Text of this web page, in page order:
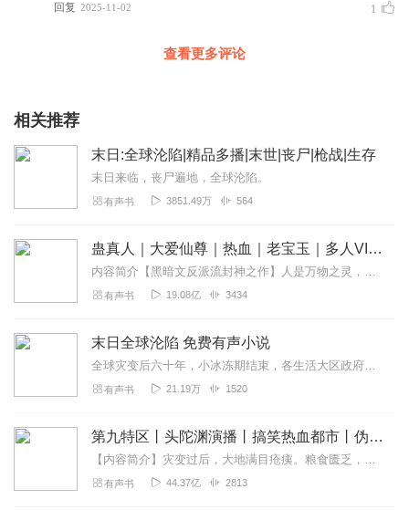
回复 2025-11-02 1
查看更多评论
相关推荐
末日:全球沦陷|精品多播|末世|丧尸|枪战|生存
末日来临，丧尸遍地，全球沦陷。
有声书 3851.49万 564
蛊真人｜大爱仙尊｜热血｜老宝玉｜多人VIP免费有声剧
内容简介【黑暗文反派流封神之作】人是万物之灵，蛊是天地真精。一个穿越者不断重生的故事。一个养蛊、炼蛊、用蛊的奇特世界。配音组（男角色）老宝玉旁白...
有声书 19.08亿 3434
末日全球沦陷 免费有声小说
全球灾变后六十年，小冰冻期结束，各生活大区政府开始大规模收拢待规划无政府区的土地，重整资源，全面进入了复苏阶段，而这二十年也被称为“黄金二十年”。
有声书 21.19万 1520
第九特区丨头陀渊演播丨搞笑热血都市丨伪戒丨VIP免费多人有声剧
【内容简介】灾变过后，大地满目疮痍。粮食匮乏，资源紧俏，局势混乱……一位从待规划区杀出来的青年，背对着漫天黄沙，孤身来到九区谋生，却不曾想偶然结识三五好友，一念...
有声书 44.37亿 2813